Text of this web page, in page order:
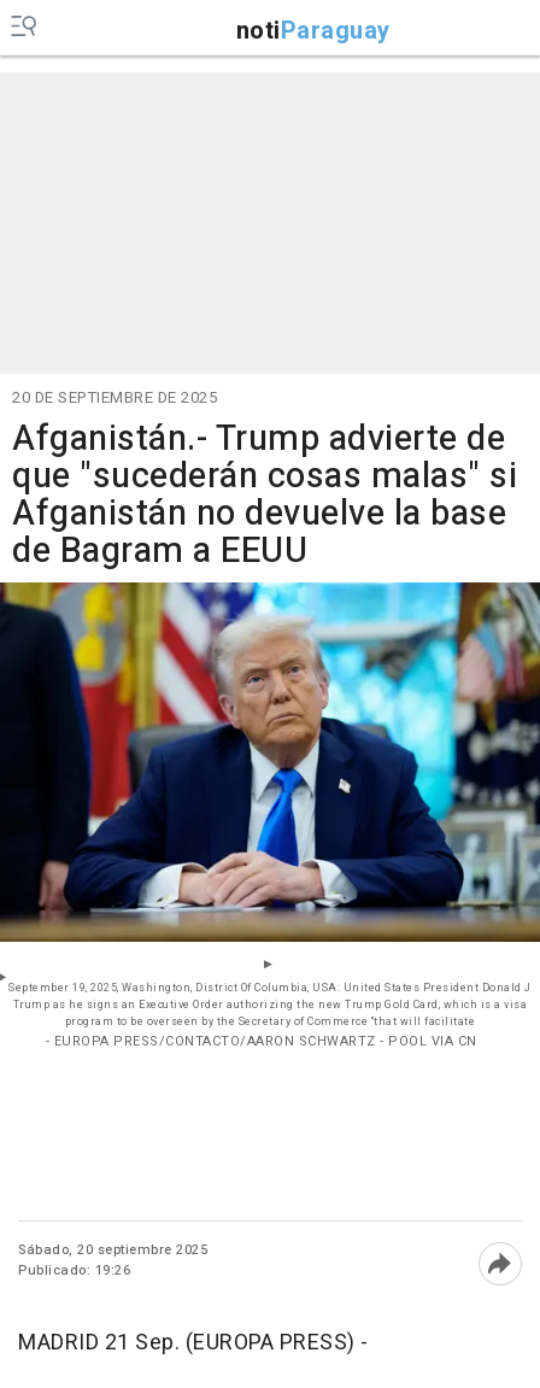
notiParaguay
20 DE SEPTIEMBRE DE 2025
Afganistán.- Trump advierte de
que "sucederán cosas malas" si
Afganistán no devuelve la base
de Bagram a EEUU
September 19, 2025, Washington, District Of Columbia, USA: United States President Donald J
Trump as he signs an Executive Order authorizing the new Trump Gold Card, which is a visa
program to be overseen by the Secretary of Commerce "that will facilitate
- EUROPA PRESS/CONTACTO/AARON SCHWARTZ - POOL VIA CN
Sábado, 20 septiembre 2025
Publicado: 19:26
MADRID 21 Sep. (EUROPA PRESS) -